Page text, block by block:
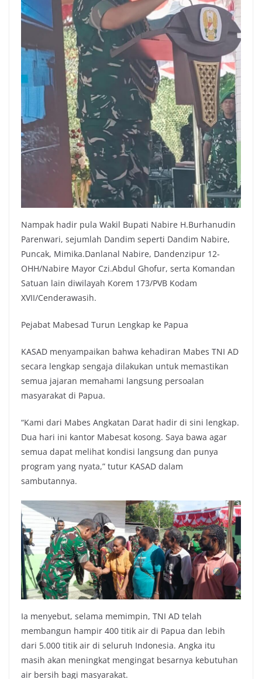
Nampak hadir pula Wakil Bupati Nabire H.Burhanudin
Parenwari, sejumlah Dandim seperti Dandim Nabire,
Puncak, Mimika.Danlanal Nabire, Dandenzipur 12-
OHH/Nabire Mayor Czi.Abdul Ghofur, serta Komandan
Satuan lain diwilayah Korem 173/PVB Kodam
XVII/Cenderawasih.
Pejabat Mabesad Turun Lengkap ke Papua
KASAD menyampaikan bahwa kehadiran Mabes TNI AD
secara lengkap sengaja dilakukan untuk memastikan
semua jajaran memahami langsung persoalan
masyarakat di Papua.
“Kami dari Mabes Angkatan Darat hadir di sini lengkap.
Dua hari ini kantor Mabesat kosong. Saya bawa agar
semua dapat melihat kondisi langsung dan punya
program yang nyata,” tutur KASAD dalam
sambutannya.
Ia menyebut, selama memimpin, TNI AD telah
membangun hampir 400 titik air di Papua dan lebih
dari 5.000 titik air di seluruh Indonesia. Angka itu
masih akan meningkat mengingat besarnya kebutuhan
air bersih bagi masyarakat.